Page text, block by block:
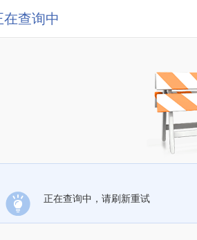
在查询中
正在查询中，请刷新重试